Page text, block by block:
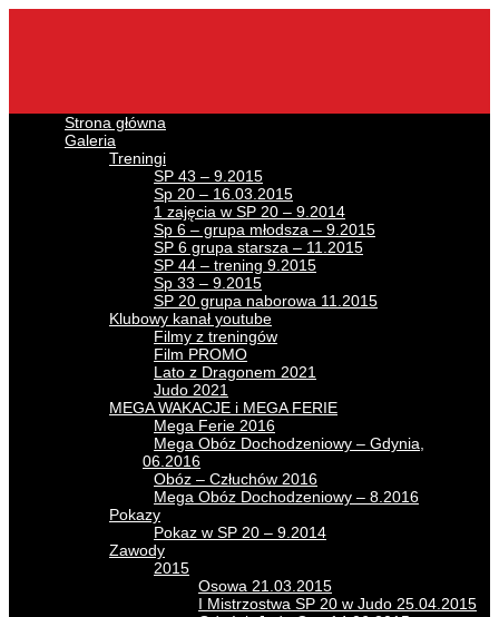
Strona główna
Galeria
Treningi
SP 43 – 9.2015
Sp 20 – 16.03.2015
1 zajęcia w SP 20 – 9.2014
Sp 6 – grupa młodsza – 9.2015
SP 6 grupa starsza – 11.2015
SP 44 – trening 9.2015
Sp 33 – 9.2015
SP 20 grupa naborowa 11.2015
Klubowy kanał youtube
Filmy z treningów
Film PROMO
Lato z Dragonem 2021
Judo 2021
MEGA WAKACJE i MEGA FERIE
Mega Ferie 2016
Mega Obóz Dochodzeniowy – Gdynia,
06.2016
Obóz – Człuchów 2016
Mega Obóz Dochodzeniowy – 8.2016
Pokazy
Pokaz w SP 20 – 9.2014
Zawody
2015
Osowa 21.03.2015
I Mistrzostwa SP 20 w Judo 25.04.2015